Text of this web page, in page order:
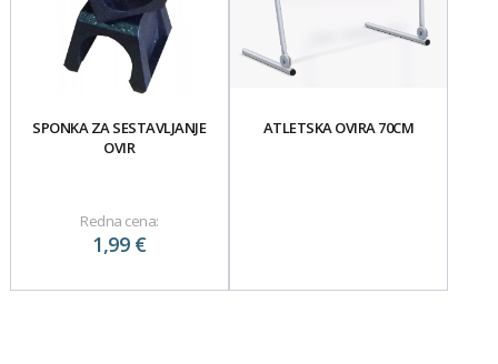
SPONKA ZA SESTAVLJANJE
OVIR
Redna cena:
1,99 €
ATLETSKA OVIRA 70CM